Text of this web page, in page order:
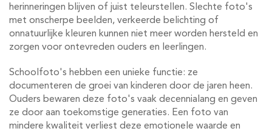
herinneringen blijven of juist teleurstellen. Slechte foto's
met onscherpe beelden, verkeerde belichting of
onnatuurlijke kleuren kunnen niet meer worden hersteld en
zorgen voor ontevreden ouders en leerlingen.
Schoolfoto's hebben een unieke functie: ze
documenteren de groei van kinderen door de jaren heen.
Ouders bewaren deze foto's vaak decennialang en geven
ze door aan toekomstige generaties. Een foto van
mindere kwaliteit verliest deze emotionele waarde en